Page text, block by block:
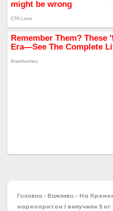
Головна » Важливо » На
наркопритон і вилучили 5 кг